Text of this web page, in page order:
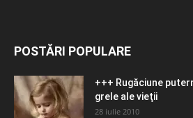
POSTĂRI POPULARE
+++ Rugăciune
grele ale vieţii
28 iulie 2010